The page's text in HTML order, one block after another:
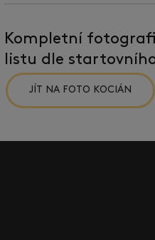
Kompletní
listu dle
JÍT NA FOTO KOCIÁN